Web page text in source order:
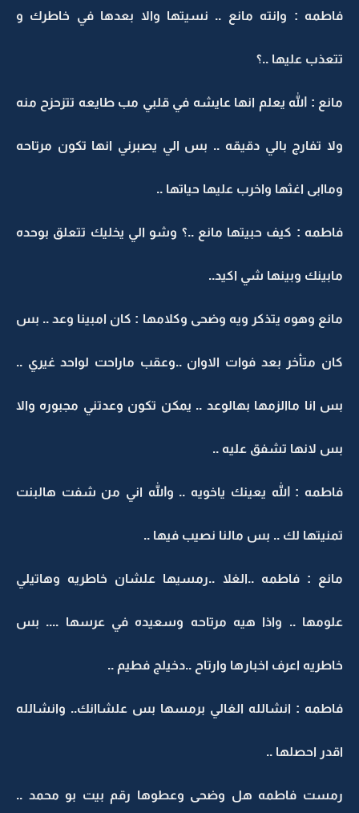
فاطمه : وانته مانع .. نسيتها والا بعدها في خاطرك و
تتعذب عليها ..؟
مانع : الله يعلم انها عايشه في قلبي مب طايعه تتزحزح منه
ولا تفارج بالي دقيقه .. بس الي يصبرني انها تكون مرتاحه
وماابى اغثها واخرب عليها حياتها ..
فاطمه : كيف حبيتها مانع ..؟ وشو الي يخليك تتعلق بوحده
مابينك وبينها شي اكيد..
مانع وهوه يتذكر ويه وضحى وكلامها : كان امبينا وعد .. بس
كان متأخر بعد فوات الاوان ..وعقب ماراحت لواحد غيري ..
بس انا ماالزمها بهالوعد .. يمكن تكون وعدتني مجبوره والا
بس لانها تشفق عليه ..
فاطمه : الله يعينك ياخويه .. والله اني من شفت هالبنت
تمنيتها لك .. بس مالنا نصيب فيها ..
مانع : فاطمه ..الغلا ..رمسيها علشان خاطريه وهاتيلي
علومها .. واذا هيه مرتاحه وسعيده في عرسها .... بس
خاطريه اعرف اخبارها وارتاح ..دخيلج فطيم ..
فاطمه : انشالله الغالي برمسها بس علشاانك.. وانشالله
اقدر احصلها ..
رمست فاطمه هل وضحى وعطوها رقم بيت بو محمد ..